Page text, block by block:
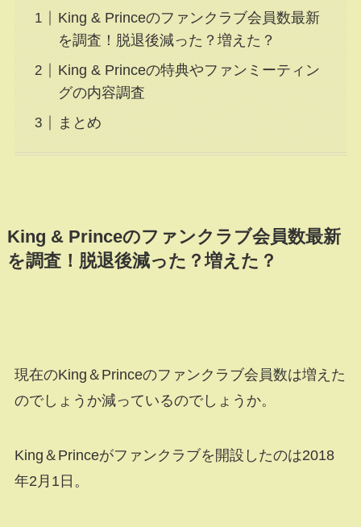
King & Princeのファンクラブ会員数最新
を調査！脱退後減った？増えた？
King & Princeの特典やファンミーティン
グの内容調査
まとめ
King & Princeのファンクラブ会員数最新
を調査！脱退後減った？増えた？
現在のKing＆Princeのファンクラブ会員数は増えた
のでしょうか減っているのでしょうか。
King＆Princeがファンクラブを開設したのは2018
年2月1日。